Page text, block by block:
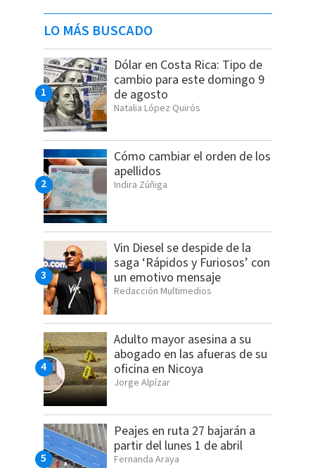
LO MÁS BUSCADO
Dólar en Costa Rica: Tipo de
cambio para este domingo 9
de agosto
Natalia López Quirós
Cómo cambiar el orden de los
apellidos
Indira Zúñiga
Vin Diesel se despide de la
saga ‘Rápidos y Furiosos’ con
un emotivo mensaje
Redacción Multimedios
Adulto mayor asesina a su
abogado en las afueras de su
oficina en Nicoya
Jorge Alpízar
Peajes en ruta 27 bajarán a
partir del lunes 1 de abril
Fernanda Araya